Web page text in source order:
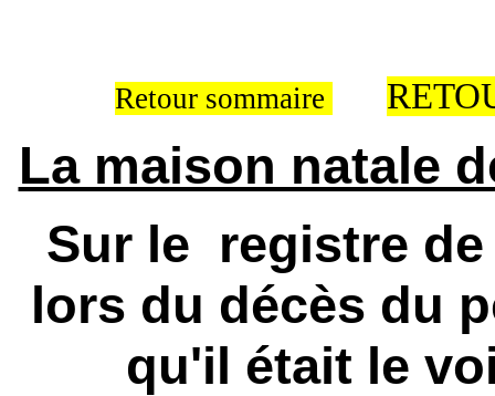
Retour sommaire
La maison natale
Sur le registre
lors du décès du
qu'il était le